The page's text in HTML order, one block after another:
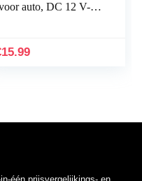
auto, DC 12 V-32
led-display…
15.99